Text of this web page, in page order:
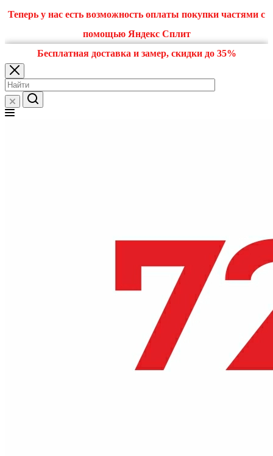
Теперь у нас есть возможность оплаты покупки частями с
помощью Яндекс Сплит
Бесплатная доставка и замер, скидки до 35%